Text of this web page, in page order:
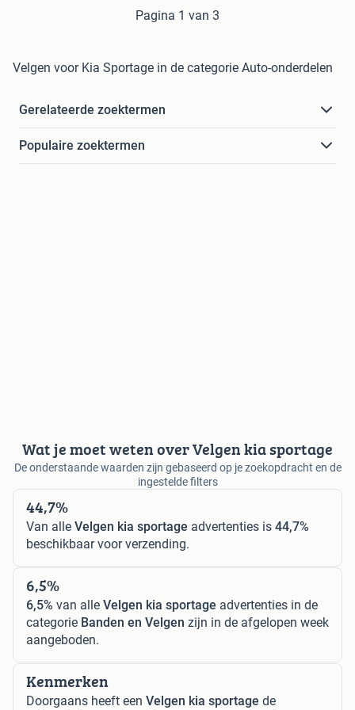
Pagina 1 van 3
Velgen voor Kia Sportage in de categorie Auto-onderdelen
Gerelateerde zoektermen
Populaire zoektermen
Wat je moet weten over Velgen kia sportage
De onderstaande waarden zijn gebaseerd op je zoekopdracht en de
ingestelde filters
44,7%
Van alle Velgen kia sportage advertenties is 44,7%
beschikbaar voor verzending.
6,5%
6,5% van alle Velgen kia sportage advertenties in de
categorie Banden en Velgen zijn in de afgelopen week
aangeboden.
Kenmerken
Doorgaans heeft een Velgen kia sportage de